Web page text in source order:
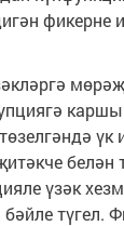
фикерне
үк
белән
үзәк
түгел.